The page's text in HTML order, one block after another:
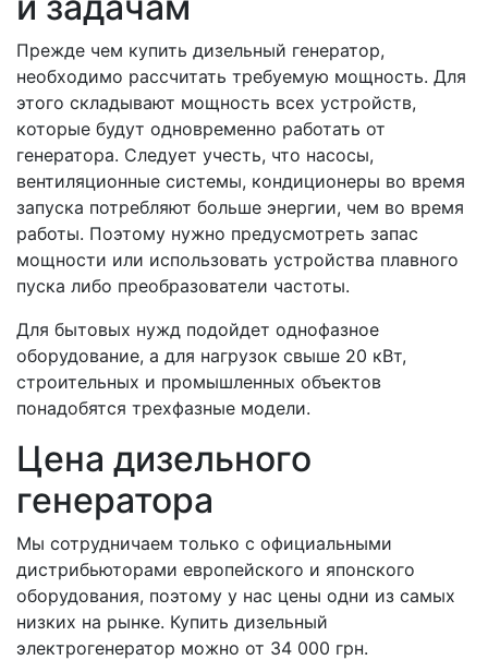
Прежде чем купить дизельный генератор,
необходимо рассчитать требуемую мощность. Для
этого складывают мощность всех устройств,
которые будут одновременно работать от
генератора. Следует учесть, что насосы,
вентиляционные системы, кондиционеры во время
запуска потребляют больше энергии, чем во время
работы. Поэтому нужно предусмотреть запас
мощности или использовать устройства плавного
пуска либо преобразователи частоты.
Для бытовых нужд подойдет однофазное
оборудование, а для нагрузок свыше 20 кВт,
строительных и промышленных объектов
понадобятся трехфазные модели.
Цена дизельного
генератора
Мы сотрудничаем только с официальными
дистрибьюторами европейского и японского
оборудования, поэтому у нас цены одни из самых
низких на рынке. Купить дизельный
электрогенератор можно от 34 000 грн.